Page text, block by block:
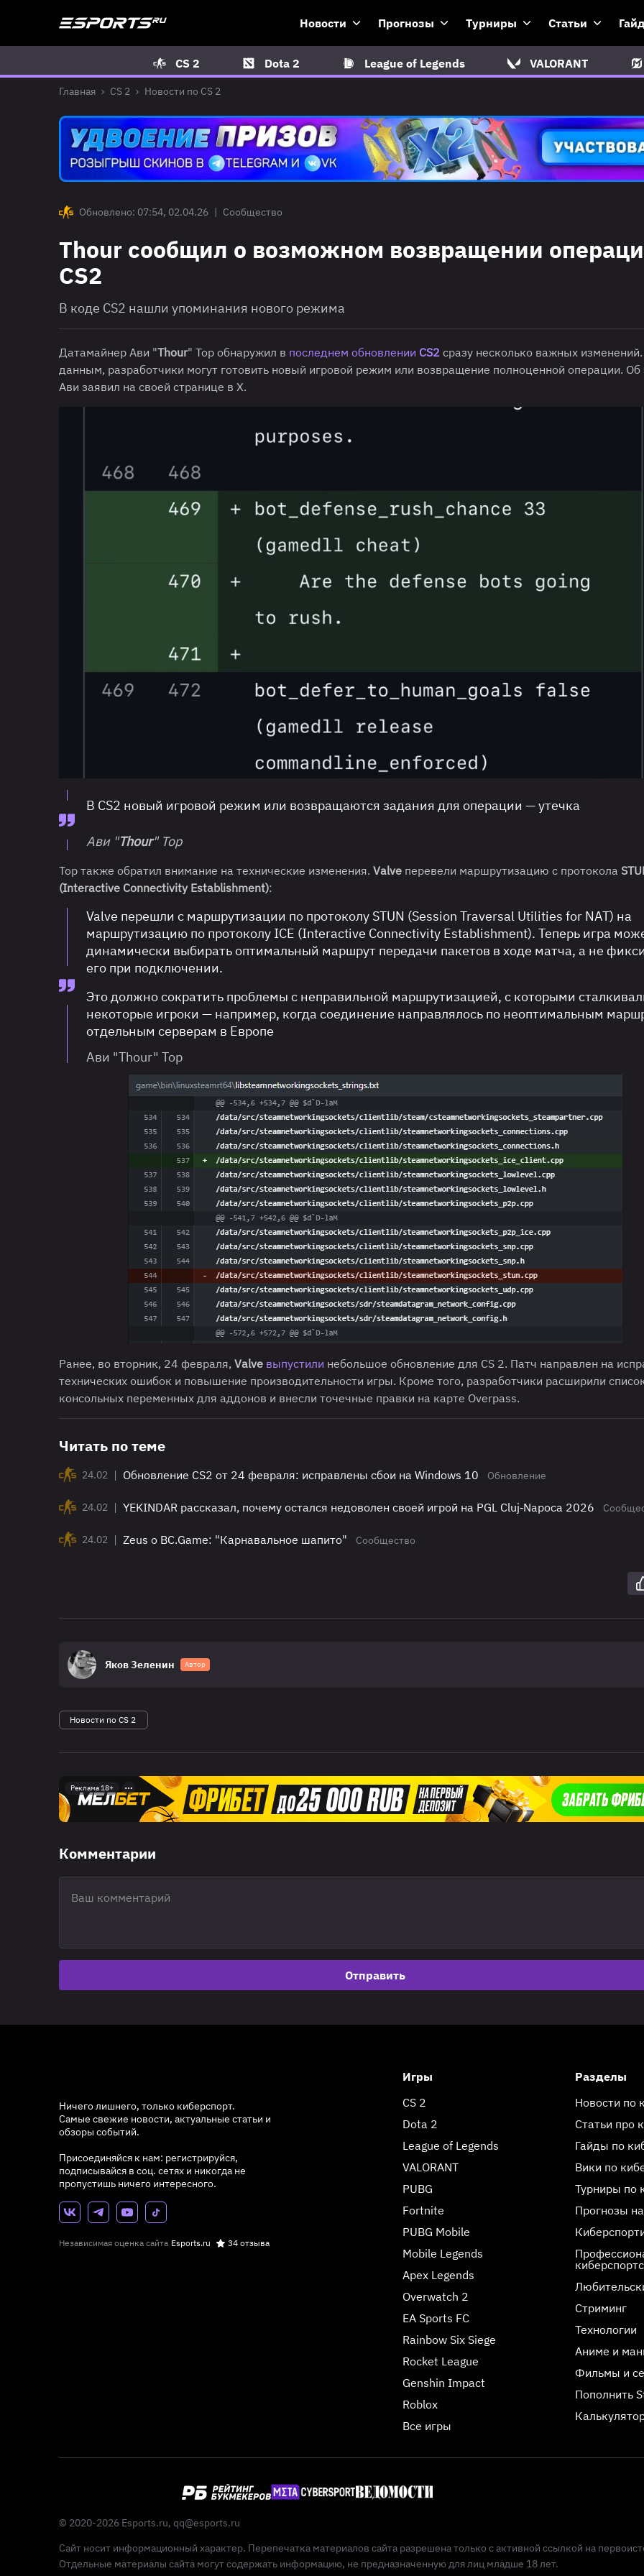
Новости Прогнозы Турниры Статьи
CS 2 Dota 2 League of Legends VALORANT
Главная CS 2 Новости по CS 2
Обновлено: 07:54, 02.04.26 | Сообщество
Thour сообщил о возможном возвращении
CS2
В коде CS2 нашли упоминания нового режима
Датамайнер Ави "Thour" Тор обнаружил в последнем обновлении CS2 сразу несколько важных
данным, разработчики могут готовить новый игровой режим или возвращение полноценной операции. Об
Ави заявил на своей странице в Х.
В CS2 новый игровой режим или возвращаются задания для операции — утечка
Ави "Thour" Тор
Тор также обратил внимание на технические изменения. Valve перевели маршрутизацию с протокола
(Interactive Connectivity Establishment):
Valve перешли с маршрутизации по протоколу STUN (Session Traversal Utilities for NAT) на
маршрутизацию по протоколу ICE (Interactive Connectivity Establishment). Теперь игра
динамически выбирать оптимальный маршрут передачи пакетов в ходе матча, а не
его при подключении.
Это должно сократить проблемы с неправильной маршрутизацией, с которыми
некоторые игроки — например, когда соединение направлялось по неоптимальным
отдельным серверам в Европе
Ави "Thour" Тор
Ранее, во вторник, 24 февраля, Valve выпустили небольшое обновление для CS 2. Патч направлен на
технических ошибок и повышение производительности игры. Кроме того, разработчики расширили
консольных переменных для аддонов и внесли точечные правки на карте Overpass.
Читать по теме
24.02 | Обновление CS2 от 24 февраля: исправлены сбои на Windows 10 Обновление
24.02 | YEKINDAR рассказал, почему остался недоволен своей игрой на PGL Cluj‑Napoca 2026
24.02 | Zeus о BC.Game: "Карнавальное шапито" Сообщество
Яков Зеленин Автор
Новости по CS 2
Реклама 18+
Комментарии
Отправить
Ничего лишнего, только киберспорт.
Самые свежие новости, актуальные статьи и
обзоры событий.
Присоединяйся к нам: регистрируйся,
подписывайся в соц. сетях и никогда не
пропустишь ничего интересного.
Независимая оценка сайта Esports.ru 34 отзыва
Игры
CS 2
Dota 2
League of Legends
VALORANT
PUBG
Fortnite
PUBG Mobile
Mobile Legends
Apex Legends
Overwatch 2
EA Sports FC
Rainbow Six Siege
Rocket League
Genshin Impact
Roblox
Все игры
Разделы
Новости по
Статьи про
Гайды по
Вики по
Турниры по
Прогнозы
Стриминг
Технологии
Аниме и
Фильмы и
Пополнить
© 2020-2026 Esports.ru, qq@esports.ru
Сайт носит информационный характер. Перепечатка материалов сайта разрешена только с активной ссылкой на
Отдельные материалы сайта могут содержать информацию, не предназначенную для лиц младше 18 лет.